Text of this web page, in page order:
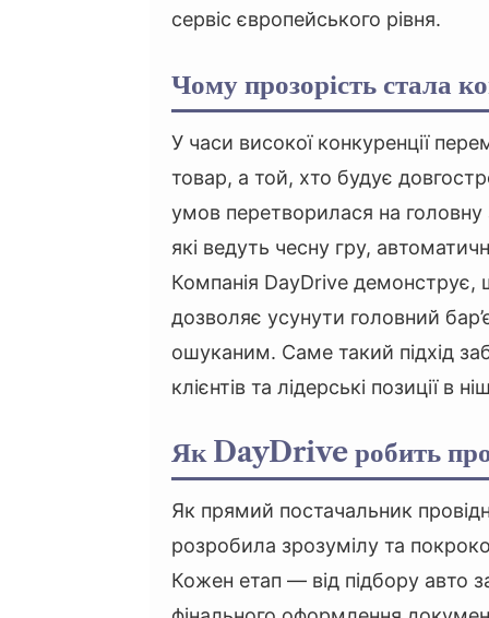
сервіс європейського рівня.
Чому прозорість стала
У часи високої конкуренції
товар, а той, хто будує
умов перетворилася на головну
які ведуть чесну гру,
Компанія DayDrive демонструє,
дозволяє усунути головний
ошуканим. Саме такий підхід
клієнтів та лідерські позиції в
Як DayDrive робить
Як прямий постачальник
розробила зрозумілу та
Кожен етап — від підбору авто